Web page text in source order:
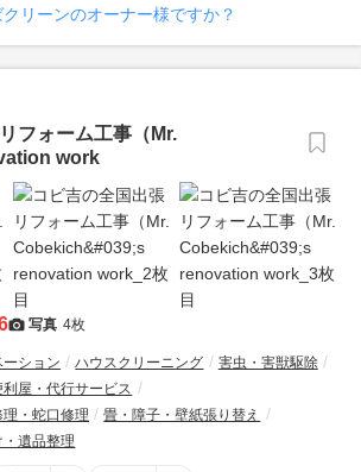
クリーンのオーナー様ですか？
フォーム工事（Mr.
work
写真 4枚
ション ハウスクリーニング
害虫・害獣駆除
利屋・代行サービス
理・蛇口修理
畳・障子・壁紙張り替え
・遺品整理